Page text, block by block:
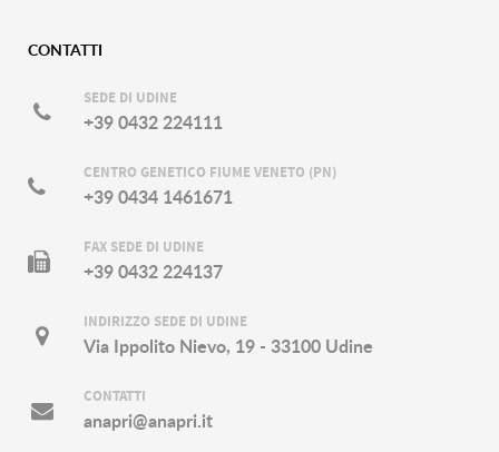
CONTATTI
SEDE DI UDINE
+39 0432 224111
CENTRO GENETICO FIUME VENETO (PN)
+39 0434 1461671
FAX SEDE DI UDINE
+39 0432 224137
INDIRIZZO SEDE DI UDINE
Via Ippolito Nievo, 19 - 33100 Udine
CONTATTI
anapri@anapri.it